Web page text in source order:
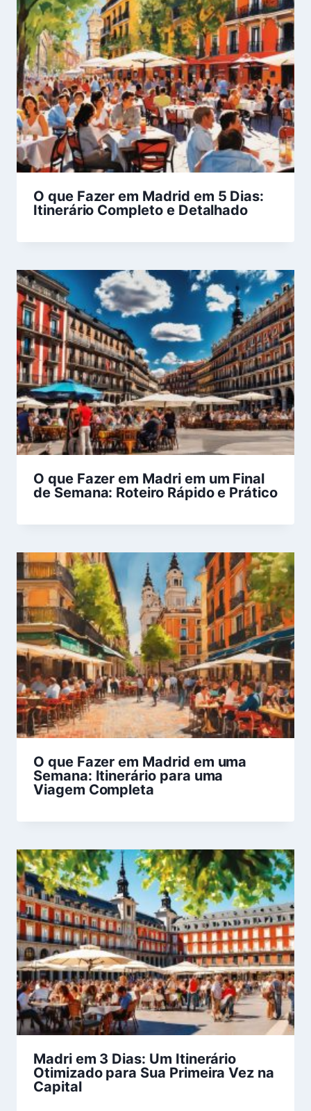
O que Fazer em Madrid em 5 Dias:
Itinerário Completo e Detalhado
O que Fazer em Madri em um Final
de Semana: Roteiro Rápido e Prático
O que Fazer em Madrid em uma
Semana: Itinerário para uma
Viagem Completa
Madri em 3 Dias: Um Itinerário
Otimizado para Sua Primeira Vez na
Capital